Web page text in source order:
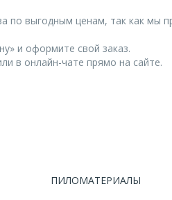
ПИЛОМАТЕРИАЛЫ
по выгодным ценам, так как мы
и оформите свой заказ.
в онлайн-чате прямо на сайте.